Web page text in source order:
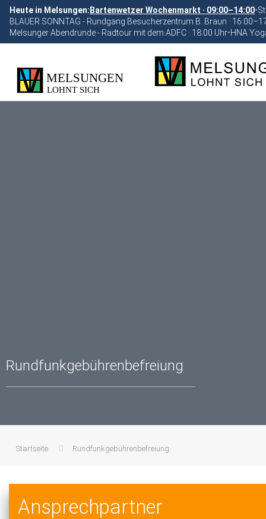
Heute in Melsungen: Bartenwetzer Wochenmarkt · 09:00–14:00•
BLAUER SONNTAG - Rundgang Besucherzentrum B. Braun ·
Melsunger Abendrunde - Radtour mit dem ADFC · 18:00 Uhr•HNA
Rundfunkgebührenbefreiung
Startseite Rundfunkgebührenbefreiung
Ansprechpartner